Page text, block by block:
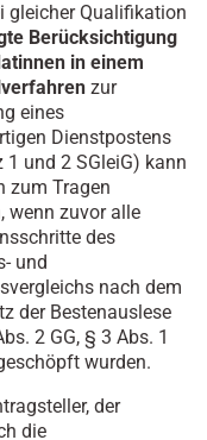
gleicher Qualifikation
Berücksichtigung
in einem
zur
eines
Dienstpostens
1 und 2 SGleiG) kann
zum Tragen
wenn zuvor alle
des
und
nach dem
der Bestenauslese
2 GG, § 3 Abs. 1
wurden.
der
die